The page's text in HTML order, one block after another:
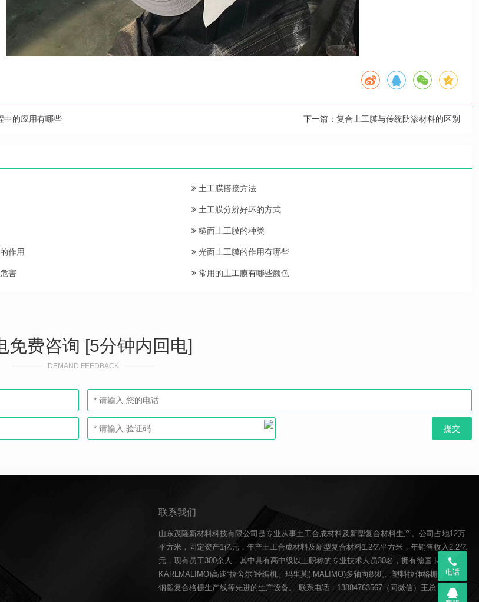
中的应用有哪些 下一篇： 复合土工膜与传统防渗材料的区别
土工膜搭接方法
土工膜分辨好坏的方式
糙面土工膜的种类
作用 光面土工膜的作用有哪些
害 常用的土工膜有哪些颜色
免费咨询 [5分钟内回电]
DEMAND FEEDBACK
联系我们
山东茂隆新材料科技有限公司是专业从事土工合成材料及新型复合材料生产。公司占地12万
平方米，固定资产1亿元，年产土工合成材料及新型复合材料1.2亿平方米，年销售收入2.2亿
元，现有员工300余人，其中具有高中级以上职称的专业技术人员30名，拥有德国卡尔迈耶(
KARLMALIMO)高速“拉舍尔”经编机、玛里莫( MALIMO)多轴向织机、塑料拉伸格栅生产线、
钢塑复合格栅生产线等先进的生产设备。 联系电话：13884763567（同微信）王总
电话